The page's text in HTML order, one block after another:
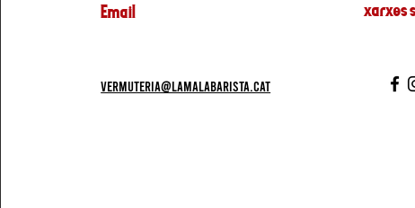
Email
vermuteria@lamalabarista.cat
xarxes